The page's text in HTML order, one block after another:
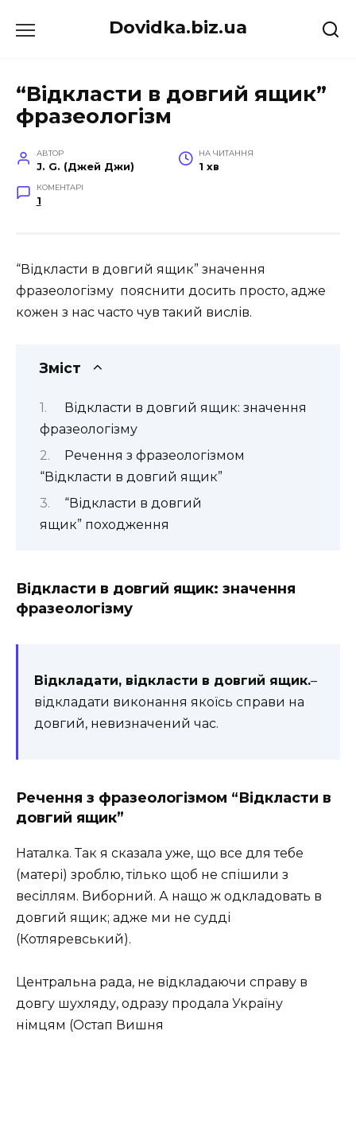
до
Dovidka.biz.ua
“Відкласти в довгий ящик”
фразеологізм
АВТОР
J. G. (Джей Джи)
НА ЧИТАННЯ
1 хв
КОМЕНТАРІ
1
“Відкласти в довгий ящик” значення
фразеологізму пояснити досить просто, адже
кожен з нас часто чув такий вислів.
Зміст
Відкласти в довгий ящик: значення
фразеологізму
Речення з фразеологізмом
“Відкласти в довгий ящик”
“Відкласти в довгий
ящик” походження
Відкласти в довгий ящик: значення
фразеологізму
Відкладати, відкласти в довгий ящик.–
відкладати виконання якоїсь справи на
довгий, невизначений час.
Речення з фразеологізмом “Відкласти в
довгий ящик”
Наталка. Так я сказала уже, що все для тебе
(матері) зроблю, тілько щоб не спішили з
весіллям. Виборний. А нащо ж одкладовать в
довгий ящик; адже ми не судді
(Котляревський).
Центральна рада, не відкладаючи справу в
довгу шухляду, одразу продала Україну
німцям (Остап Вишня